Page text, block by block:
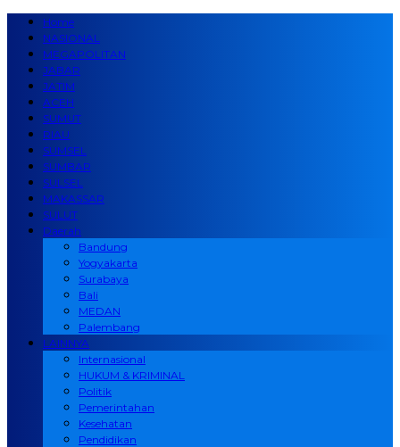
Home
NASIONAL
MEGAPOLITAN
JABAR
JATIM
ACEH
SUMUT
RIAU
SUMSEL
SUMBAR
SULSEL
MAKASSAR
SULUT
Daerah
Bandung
Yogyakarta
Surabaya
Bali
MEDAN
Palembang
LAINNYA
Internasional
HUKUM & KRIMINAL
Politik
Pemerintahan
Kesehatan
Pendidikan